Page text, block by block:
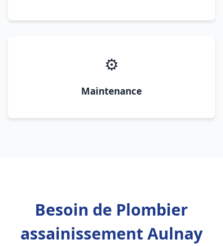
⚙️
Maintenance
Besoin de Plombier
assainissement Aulnay